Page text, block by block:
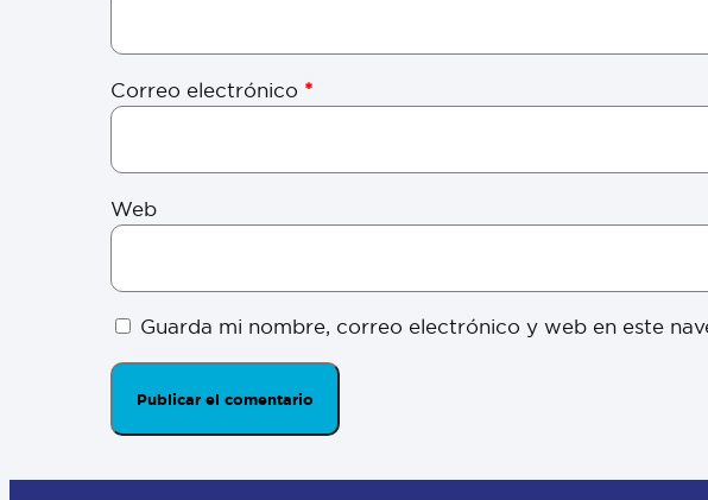
Correo electrónico *
Web
Guarda mi nombre, correo electrónico y web en este